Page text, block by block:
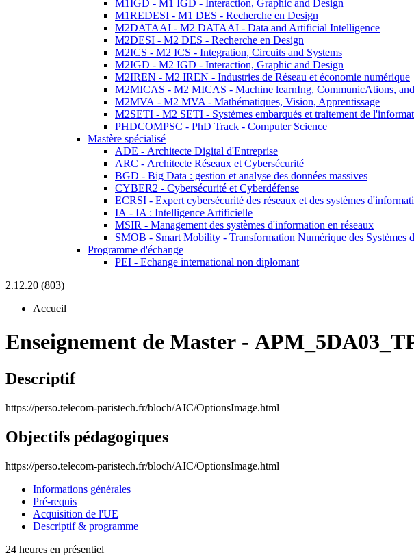
M1IGD - M1 IGD - Interaction, Graphic and Design
M1REDESI - M1 DES - Recherche en Design
M2DATAAI - M2 DATAAI - Data and Artificial Intelligence
M2DESI - M2 DES - Recherche en Design
M2ICS - M2 ICS - Integration, Circuits and Systems
M2IGD - M2 IGD - Interaction, Graphic and Design
M2IREN - M2 IREN - Industries de Réseau et économie numérique
M2MICAS - M2 MICAS - Machine learnIng, CommunicAtions,
M2MVA - M2 MVA - Mathématiques, Vision, Apprentissage
M2SETI - M2 SETI - Systèmes embarqués et traitement de
PHDCOMPSC - PhD Track - Computer Science
Mastère spécialisé
ADE - Architecte Digital d'Entreprise
ARC - Architecte Réseaux et Cybersécurité
BGD - Big Data : gestion et analyse des données massives
CYBER2 - Cybersécurité et Cyberdéfense
ECRSI - Expert cybersécurité des réseaux et des systèmes
IA - IA : Intelligence Artificielle
MSIR - Management des systèmes d'information en réseaux
SMOB - Smart Mobility - Transformation Numérique des Systèmes
Programme d'échange
PEI - Echange international non diplomant
2.12.20 (803)
Accueil
Enseignement de Master -
Descriptif
https://perso.telecom-paristech.fr/bloch/AIC/OptionsImage.html
Objectifs pédagogiques
https://perso.telecom-paristech.fr/bloch/AIC/OptionsImage.html
Informations générales
Pré-requis
Acquisition de l'UE
Descriptif & programme
24 heures en présentiel